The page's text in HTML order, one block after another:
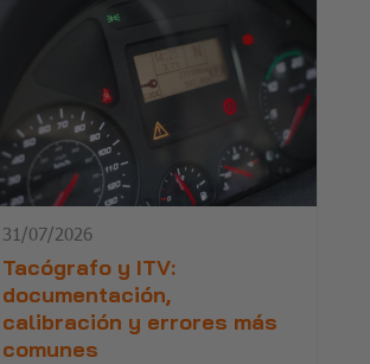
31/07/2026
Tacógrafo y ITV:
documentación,
calibración y errores más
comunes